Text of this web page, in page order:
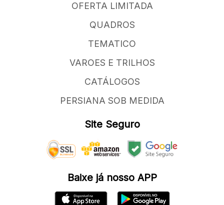
OFERTA LIMITADA
QUADROS
TEMATICO
VAROES E TRILHOS
CATÁLOGOS
PERSIANA SOB MEDIDA
Site Seguro
Baixe já nosso APP